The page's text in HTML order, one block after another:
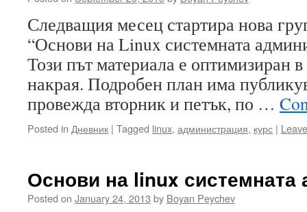
Следващия месец стартира нова
“Основи на Linux системната
Този път материала е оптимизиран
накрая. Подробен план има
провежда вторник и петък, по …
Posted in Дневник | Tagged linux, администрация, курс |
Основи на linux системната
Posted on January 24, 2013 by Boyan Peychev